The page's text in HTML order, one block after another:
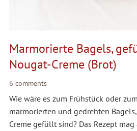
Marmorierte Bagels,
Nougat-Creme (Brot)
6 comments
Wie wäre es zum Frühstück oder
marmorierten und gedrehten
Creme gefüllt sind? Das Rezept